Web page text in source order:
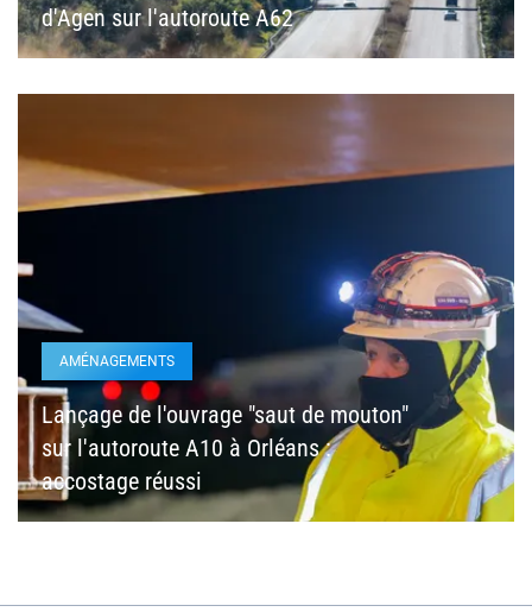
d'Agen sur l'autoroute A62
AMÉNAGEMENTS
Lançage de l'ouvrage "saut de mouton"
sur l'autoroute A10 à Orléans :
accostage réussi